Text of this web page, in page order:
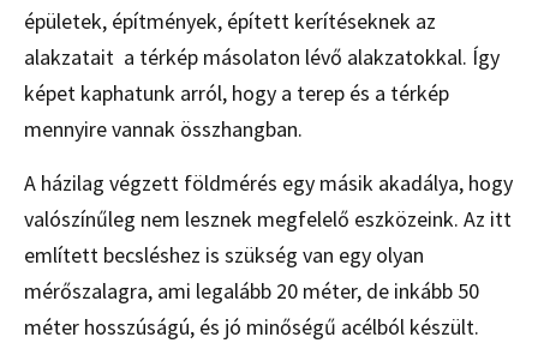
épületek, építmények, épített kerítéseknek az
alakzatait a térkép másolaton lévő alakzatokkal. Így
képet kaphatunk arról, hogy a terep és a térkép
mennyire vannak összhangban.
A házilag végzett földmérés egy másik akadálya, hogy
valószínűleg nem lesznek megfelelő eszközeink. Az itt
említett becsléshez is szükség van egy olyan
mérőszalagra, ami legalább 20 méter, de inkább 50
méter hosszúságú, és jó minőségű acélból készült.